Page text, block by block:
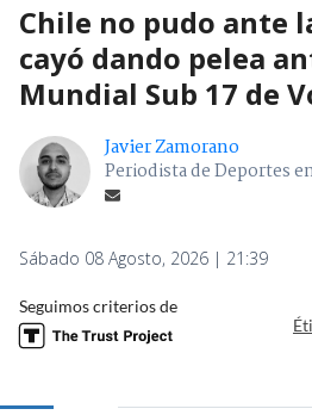
Chile no pudo ante
cayó dando pelea
Mundial Sub 17 de
Javier Zamorano
Periodista de Deportes
Sábado 08 Agosto, 2026 | 21:39
Seguimos criterios de